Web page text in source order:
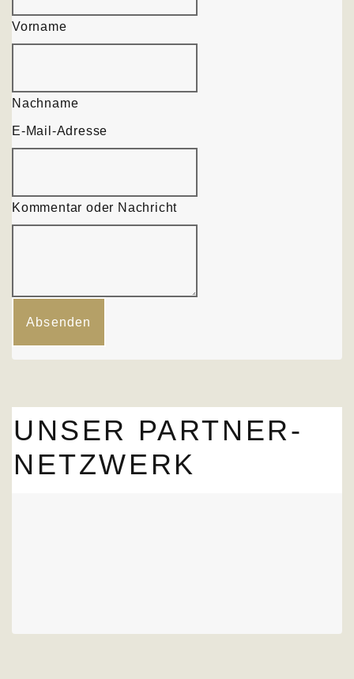
Vorname
Nachname
Nachricht
Kommentar
Adresse
E-Mail-Adresse
Kommentar oder Nachricht
Absenden
UNSER PARTNER-
NETZWERK